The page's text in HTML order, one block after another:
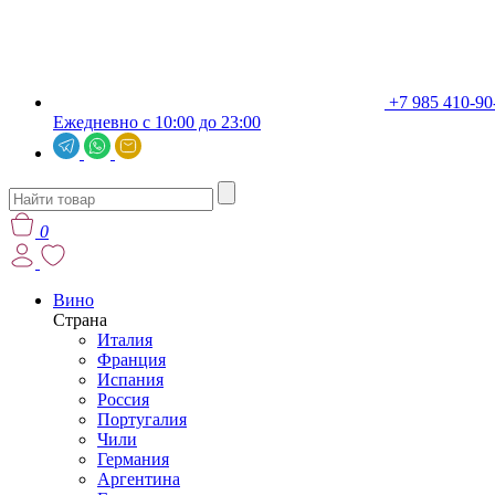
+7 985 410-
Ежедневно с 10:00 до 23:00
0
Вино
Страна
Италия
Франция
Испания
Россия
Португалия
Чили
Германия
Аргентина